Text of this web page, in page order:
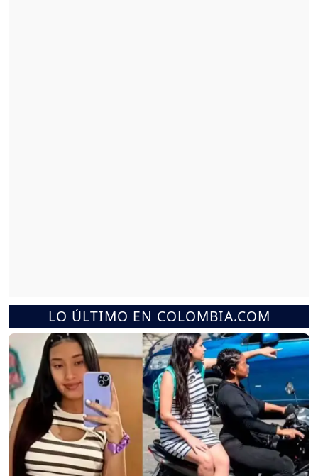
LO ÚLTIMO EN COLOMBIA.COM